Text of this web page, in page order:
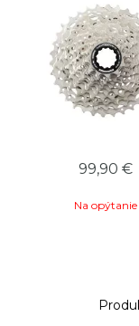
99,90 €
Na opýtanie